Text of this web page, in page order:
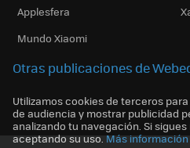
Applesfera
Mundo Xiaomi
Otras publicaciones de
Utilizamos cookies de terceros
de audiencia y mostrar publicidad
analizando tu navegación. Si
aceptando su uso. Más información